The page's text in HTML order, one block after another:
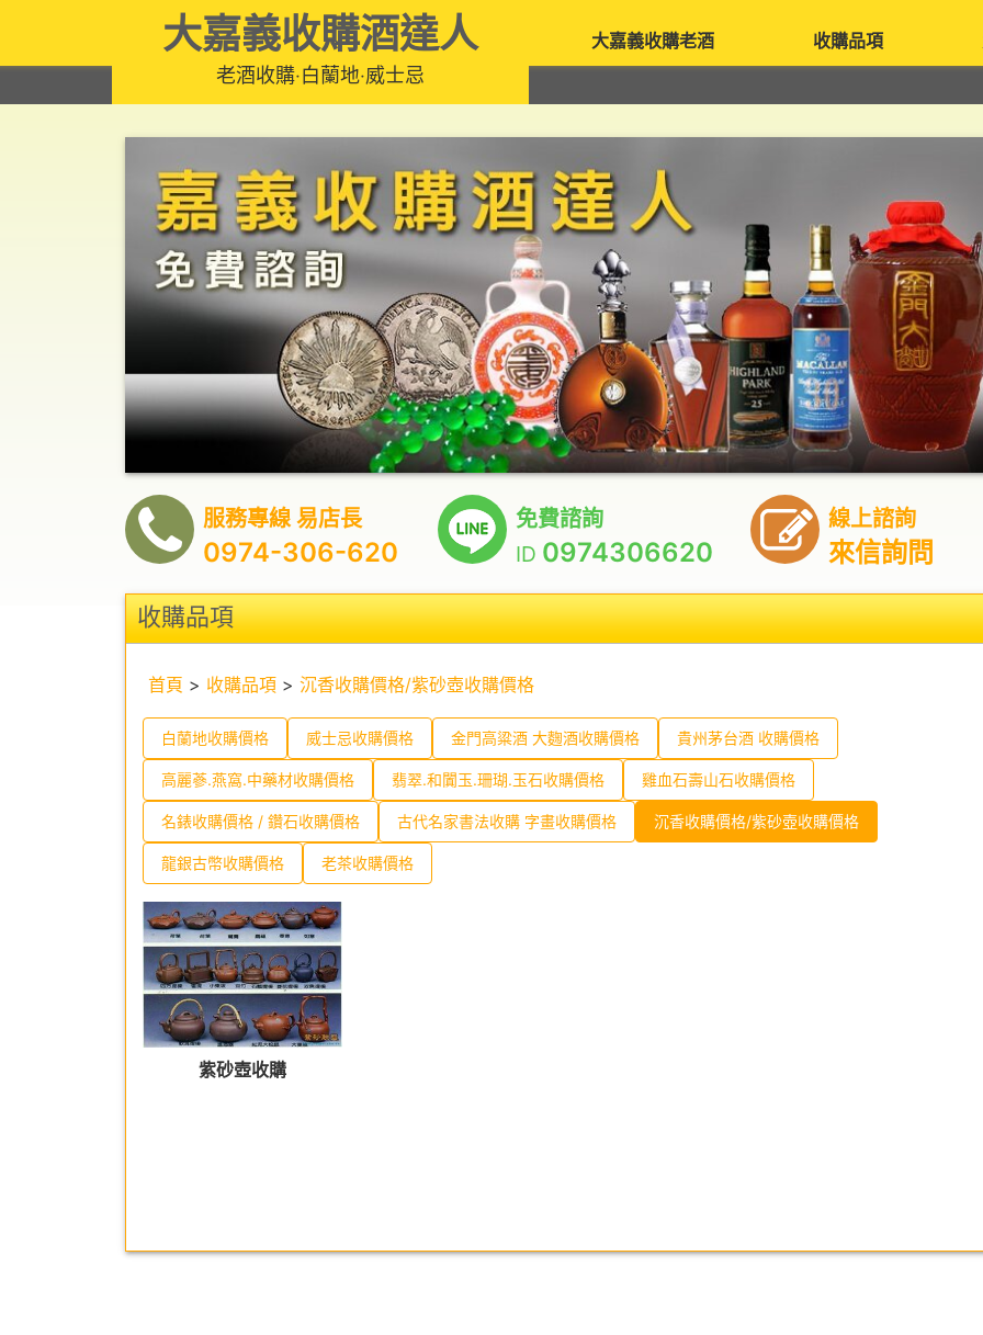
大嘉義收購酒達人
老酒收購‧白蘭地‧威士忌
大嘉義收購老酒 收購品項
服務專線 易店長
0974-306-620
免費諮詢
ID 0974306620
線上諮詢
來信詢問
收購品項
首頁 > 收購品項 > 沉香收購價格/紫砂壺收購價格
白蘭地收購價格 威士忌收購價格 金門高粱酒 大麴酒收購價格 貴州茅台酒 收購價格
高麗蔘.燕窩.中藥材收購價格 翡翠.和闐玉.珊瑚.玉石收購價格 雞血石壽山石收購價格
名錶收購價格 / 鑽石收購價格 古代名家書法收購 字畫收購價格 沉香收購價格/紫砂壺收購價格
龍銀古幣收購價格 老茶收購價格
紫砂壺收購